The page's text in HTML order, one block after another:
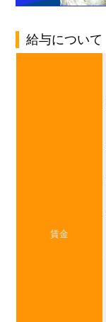
給与について
賃金